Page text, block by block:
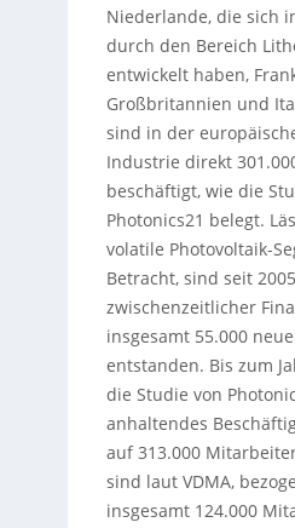
Niederlande, die sich
durch den Bereich
entwickelt haben,
Großbritannien und
sind in der
Industrie direkt
beschäftigt, wie die
Photonics21 belegt.
volatile Photovoltaik-
Betracht, sind seit
zwischenzeitlicher
insgesamt 55.000
entstanden. Bis zum
die Studie von
anhaltendes
auf 313.000
sind laut VDMA,
insgesamt 124.000